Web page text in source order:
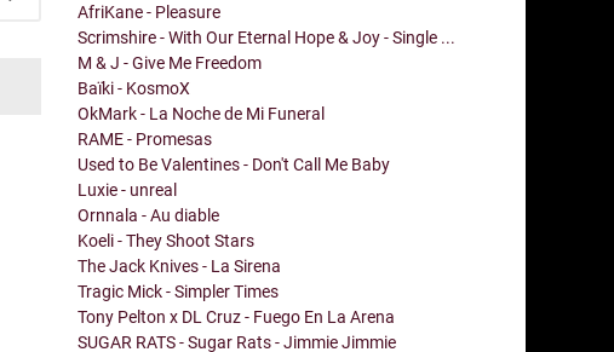
AfriKane - Pleasure
Scrimshire - With Our Eternal Hope & Joy - Single ...
M & J - Give Me Freedom
Baïki - KosmoX
OkMark - La Noche de Mi Funeral
RAME - Promesas
Used to Be Valentines - Don't Call Me Baby
Luxie - unreal
Ornnala - Au diable
Koeli - They Shoot Stars
The Jack Knives - La Sirena
Tragic Mick - Simpler Times
Tony Pelton x DL Cruz - Fuego En La Arena
SUGAR RATS - Sugar Rats - Jimmie Jimmie